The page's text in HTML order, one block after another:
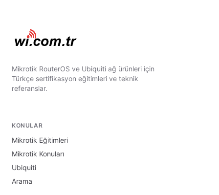
Mikrotik RouterOS ve Ubiquiti ağ ürünleri için
Türkçe sertifikasyon eğitimleri ve teknik
referanslar.
KONULAR
Mikrotik Eğitimleri
Mikrotik Konuları
Ubiquiti
Arama